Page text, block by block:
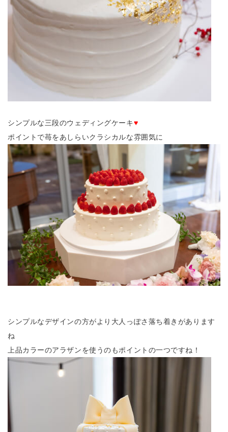
シンプルな三段のウェディングケーキ♥
ポイントで苺をあしらいクラシカルな雰囲気に
シンプルなデザインの方がより大人っぽさ落ち着きがあります
ね
上品カラーのアラザンを使うのもポイントの一つですね！